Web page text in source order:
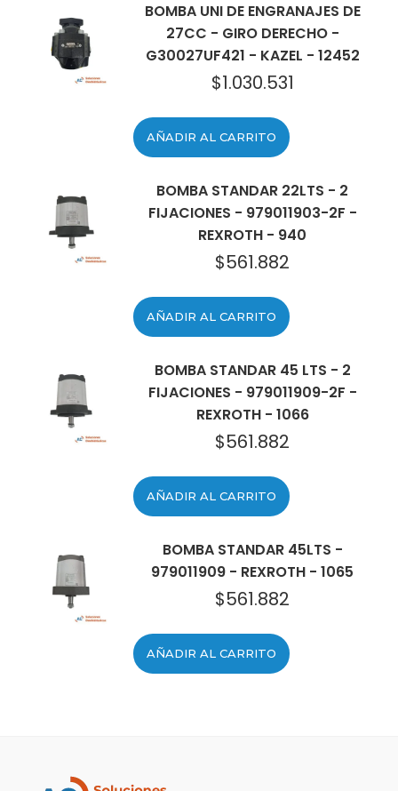
BOMBA UNI DE ENGRANAJES DE
27CC - GIRO DERECHO -
G30027UF421 - KAZEL - 12452
$1.030.531
AÑADIR AL CARRITO
BOMBA STANDAR 22LTS - 2
FIJACIONES - 979011903-2F -
REXROTH - 940
$561.882
AÑADIR AL CARRITO
BOMBA STANDAR 45 LTS - 2
FIJACIONES - 979011909-2F -
REXROTH - 1066
$561.882
AÑADIR AL CARRITO
BOMBA STANDAR 45LTS -
979011909 - REXROTH - 1065
$561.882
AÑADIR AL CARRITO